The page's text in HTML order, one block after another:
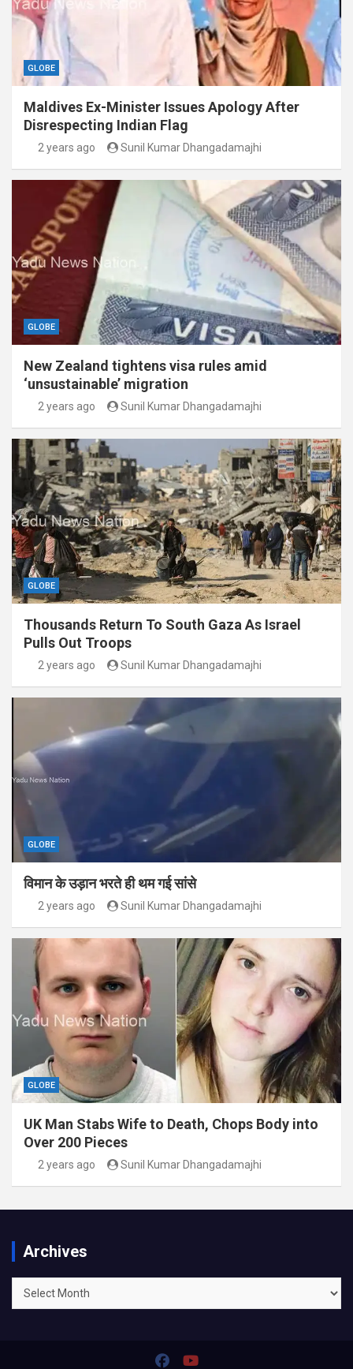
GLOBE
Maldives Ex-Minister Issues Apology After
Disrespecting Indian Flag
2 years ago Sunil Kumar Dhangadamajhi
GLOBE
New Zealand tightens visa rules amid
‘unsustainable’ migration
2 years ago Sunil Kumar Dhangadamajhi
GLOBE
Thousands Return To South Gaza As Israel
Pulls Out Troops
2 years ago Sunil Kumar Dhangadamajhi
GLOBE
विमान के उड़ान भरते ही थम गई सांसे
2 years ago Sunil Kumar Dhangadamajhi
GLOBE
UK Man Stabs Wife to Death, Chops Body into
Over 200 Pieces
2 years ago Sunil Kumar Dhangadamajhi
Archives
Archives